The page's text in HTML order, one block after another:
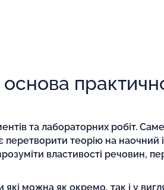
основа
та лабораторних робіт. Саме
теорію на наочний
властивості речовин,
можна як окремо, так і у